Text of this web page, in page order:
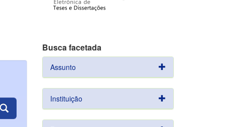
Busca facetada
Assunto
Instituição